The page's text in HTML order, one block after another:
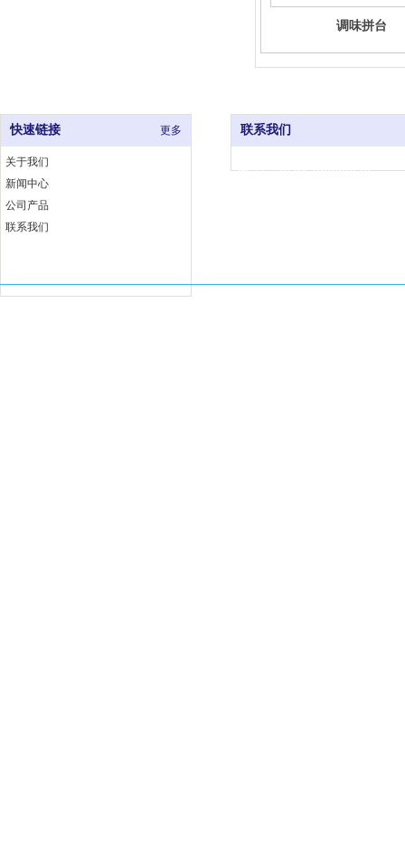
调味拼台
快速链接 更多
关于我们
新闻中心
公司产品
联系我们
联系我们
电 话：0591-83333376